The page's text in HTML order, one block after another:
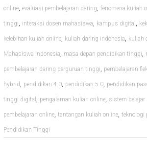
online, evaluasi pembelajaran daring, fenomena kuliah
tinggi, interaksi dosen mahasiswa, kampus digital ,
kelebihan kuliah online, kuliah daring indonesia, kuliah
Mahasiswa Indonesia, masa depan pendidikan tinggi,
pembelajaran daring perguruan tinggi, pembelajaran
hybrid , pendidikan 4.0, pendidikan 5.0, pendidikan
tinggi digital , pengalaman kuliah online, sistem belajar
pembelajaran online, tantangan kuliah online, teknologi
Pendidikan Tinggi